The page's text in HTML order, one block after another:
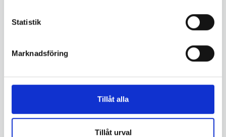
Statistik
Marknadsföring
Tillåt alla
Tillåt urval
Du godkänner
genom att du klickar på